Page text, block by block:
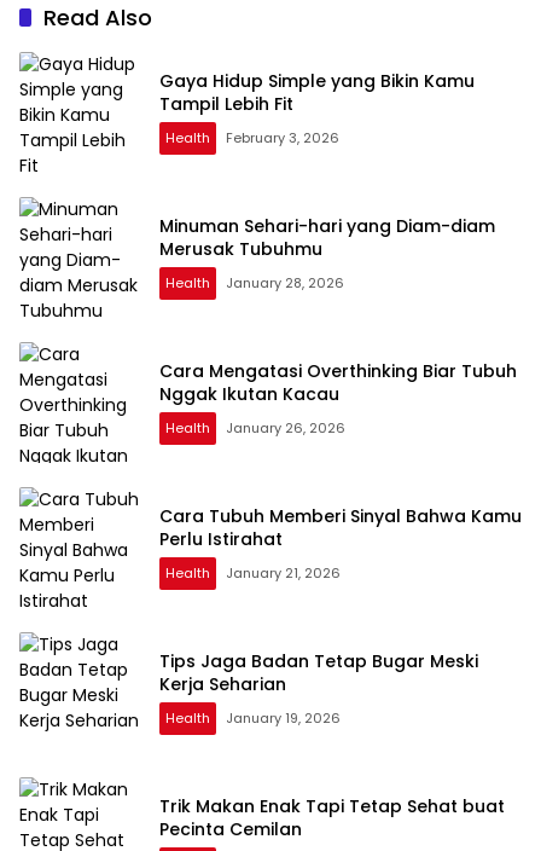
Read Also
Gaya Hidup Simple yang Bikin Kamu
Tampil Lebih Fit
Health February 3, 2026
Minuman Sehari-hari yang Diam-diam
Merusak Tubuhmu
Health January 28, 2026
Cara Mengatasi Overthinking Biar Tubuh
Nggak Ikutan Kacau
Health January 26, 2026
Cara Tubuh Memberi Sinyal Bahwa Kamu
Perlu Istirahat
Health January 21, 2026
Tips Jaga Badan Tetap Bugar Meski
Kerja Seharian
Health January 19, 2026
Trik Makan Enak Tapi Tetap Sehat buat
Pecinta Cemilan